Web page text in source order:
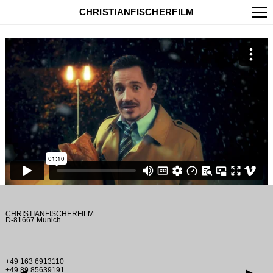
CHRISTIANFISCHERFILM
CHRISTIANFISCHERFILM
D-81667 Munich
+49 163 6913110
+49 89 85639191